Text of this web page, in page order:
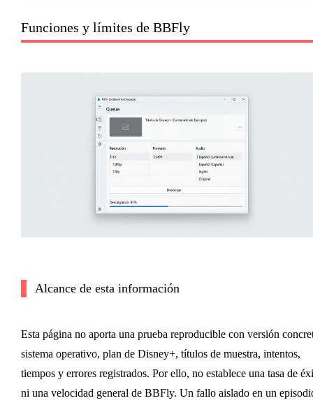
Funciones y límites de BBFly
Alcance de esta información
Esta página no aporta una prueba reproducible con versión
sistema operativo, plan de Disney+, títulos de muestra, intentos,
tiempos y errores registrados. Por ello, no establece una tasa de
ni una velocidad general de BBFly. Un fallo aislado en un